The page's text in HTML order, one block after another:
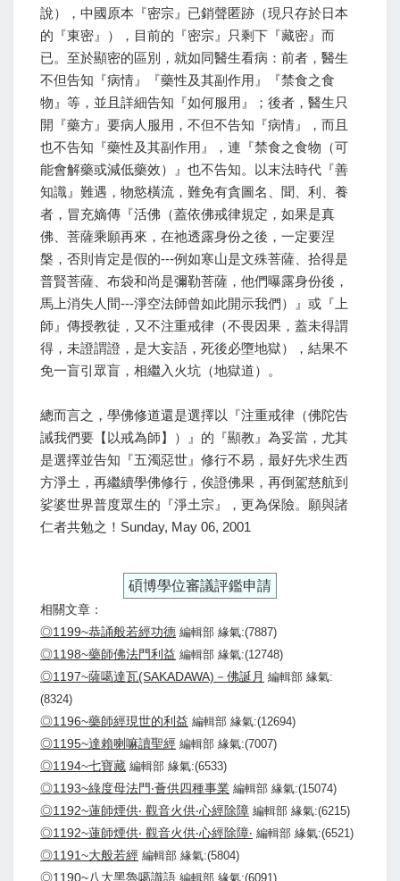
說），中國原本『密宗』已銷聲匿跡（現只存於日本
的『東密』），目前的『密宗』只剩下『藏密』而
已。至於顯密的區別，就如同醫生看病：前者，醫生
不但告知『病情』『藥性及其副作用』『禁食之食
物』等，並且詳細告知『如何服用』；後者，醫生只
開『藥方』要病人服用，不但不告知『病情』，而且
也不告知『藥性及其副作用』，連『禁食之食物（可
能會解藥或減低藥效）』也不告知。以末法時代『善
知識』難遇，物慾橫流，難免有貪圖名、聞、利、養
者，冒充嫡傳『活佛（蓋依佛戒律規定，如果是真
佛、菩薩乘願再來，在祂透露身份之後，一定要涅
槃，否則肯定是假的---例如寒山是文殊菩薩、拾得是
普賢菩薩、布袋和尚是彌勒菩薩，他們曝露身份後，
馬上消失人間---淨空法師曾如此開示我們）』或『上
師』傳授教徒，又不注重戒律（不畏因果，蓋未得謂
得，未證謂證，是大妄語，死後必墮地獄），結果不
免一盲引眾盲，相繼入火坑（地獄道）。
總而言之，學佛修道還是選擇以『注重戒律（佛陀告
誡我們要【以戒為師】）』的『顯教』為妥當，尤其
是選擇並告知『五濁惡世』修行不易，最好先求生西
方淨土，再繼續學佛修行，俟證佛果，再倒駕慈航到
娑婆世界普度眾生的『淨土宗』，更為保險。願與諸
仁者共勉之！Sunday, May 06, 2001
碩博學位審議評鑑申請
相關文章：
◎1199~恭誦般若經功德 編輯部 緣氣:(7887)
◎1198~藥師佛法門利益 編輯部 緣氣:(12748)
◎1197~薩噶達瓦(SAKADAWA)－佛誕月 編輯部 緣氣:
(8324)
◎1196~藥師經現世的利益 編輯部 緣氣:(12694)
◎1195~達賴喇嘛讀聖經 編輯部 緣氣:(7007)
◎1194~七寶藏 編輯部 緣氣:(6533)
◎1193~綠度母法門‧薈供四種事業 編輯部 緣氣:(15074)
◎1192~蓮師煙供‧ 觀音火供‧心經除障 編輯部 緣氣:(6215)
◎1192~蓮師煙供‧ 觀音火供‧心經除障‧ 編輯部 緣氣:(6521)
◎1191~大般若經 編輯部 緣氣:(5804)
◎1190~八大黑魯噶識語 編輯部 緣氣:(6091)